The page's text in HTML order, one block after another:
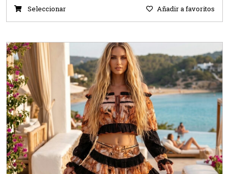
Seleccionar Añadir a favoritos